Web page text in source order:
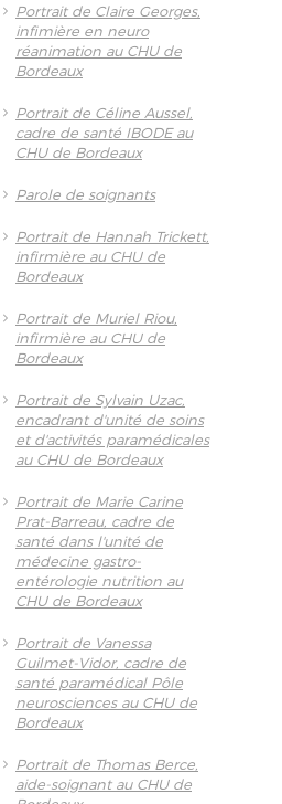
Portrait de Claire Georges,
infimière en neuro
réanimation au CHU de
Bordeaux
Portrait de Céline Aussel,
cadre de santé IBODE au
CHU de Bordeaux
Parole de soignants
Portrait de Hannah Trickett,
infirmière au CHU de
Bordeaux
Portrait de Muriel Riou,
infirmière au CHU de
Bordeaux
Portrait de Sylvain Uzac,
encadrant d'unité de soins
et d'activités paramédicales
au CHU de Bordeaux
Portrait de Marie Carine
Prat-Barreau, cadre de
santé dans l'unité de
médecine gastro-
entérologie nutrition au
CHU de Bordeaux
Portrait de Vanessa
Guilmet-Vidor, cadre de
santé paramédical Pôle
neurosciences au CHU de
Bordeaux
Portrait de Thomas Berce,
aide-soignant au CHU de